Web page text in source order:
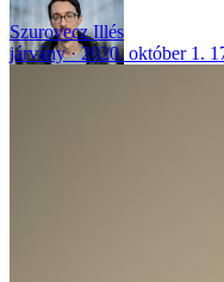
Szurovecz Illés
járvány
2020. október 1.